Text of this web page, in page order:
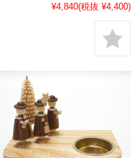
¥4,840(税抜 ¥4,400)